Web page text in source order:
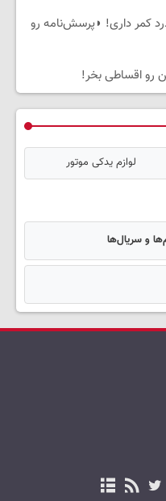
کمر داری! ◗پرسش‌نامه رو
رو اقساطی بخر!
لوازم یدکی موتور
و سریال‌ها